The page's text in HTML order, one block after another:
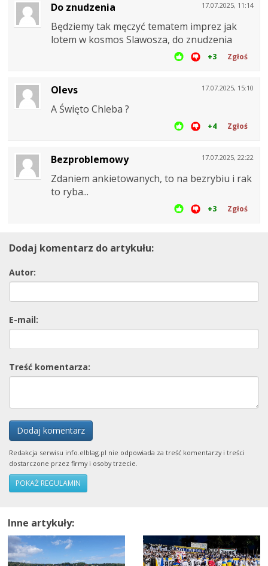
17.07.2025, 11:14
Do znudzenia
Będziemy tak męczyć tematem imprez jak
lotem w kosmos Slawosza, do znudzenia
+3 Zgłoś
17.07.2025, 15:10
Olevs
A Święto Chleba ?
+4 Zgłoś
17.07.2025, 22:22
Bezproblemowy
Zdaniem ankietowanych, to na bezrybiu i rak
to ryba...
+3 Zgłoś
Dodaj komentarz do artykułu:
Autor:
E-mail:
Treść komentarza:
Dodaj komentarz
Redakcja serwisu info.elblag.pl nie odpowiada za treść komentarzy i treści
dostarczone przez firmy i osoby trzecie.
POKAŻ REGULAMIN
Inne artykuły: